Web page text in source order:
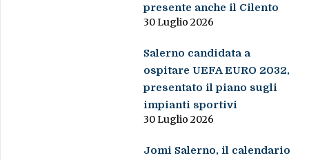
presente anche il Cilento
30 Luglio 2026
Salerno candidata a
ospitare UEFA EURO 2032,
presentato il piano sugli
impianti sportivi
30 Luglio 2026
Jomi Salerno, il calendario